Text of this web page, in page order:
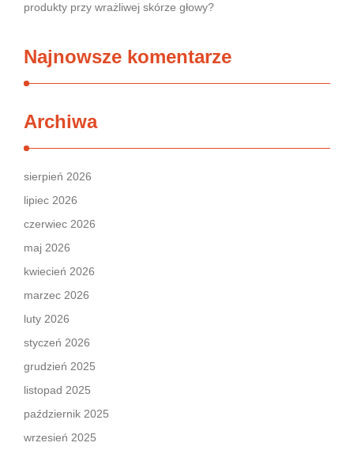
produkty przy wrażliwej skórze głowy?
Najnowsze komentarze
Archiwa
sierpień 2026
lipiec 2026
czerwiec 2026
maj 2026
kwiecień 2026
marzec 2026
luty 2026
styczeń 2026
grudzień 2025
listopad 2025
październik 2025
wrzesień 2025